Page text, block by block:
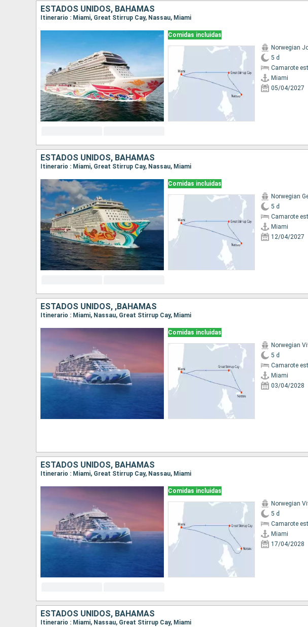
ESTADOS UNIDOS, BAHAMAS
Itinerario : Miami, Great Stirrup Cay, Nassau, Miami
Comidas incluidas
Norwegian
5 d
Camarote
Miami
05/04/2027
ESTADOS UNIDOS, BAHAMAS
Itinerario : Miami, Great Stirrup Cay, Nassau, Miami
Comidas incluidas
Norwegian
5 d
Camarote
Miami
12/04/2027
ESTADOS UNIDOS, ,BAHAMAS
Itinerario : Miami, Nassau, Great Stirrup Cay, Miami
Comidas incluidas
Norwegian
5 d
Camarote
Miami
03/04/2028
ESTADOS UNIDOS, BAHAMAS
Itinerario : Miami, Great Stirrup Cay, Nassau, Miami
Comidas incluidas
Norwegian
5 d
Camarote
Miami
17/04/2028
ESTADOS UNIDOS, BAHAMAS
Itinerario : Miami, Nassau, Great Stirrup Cay, Miami